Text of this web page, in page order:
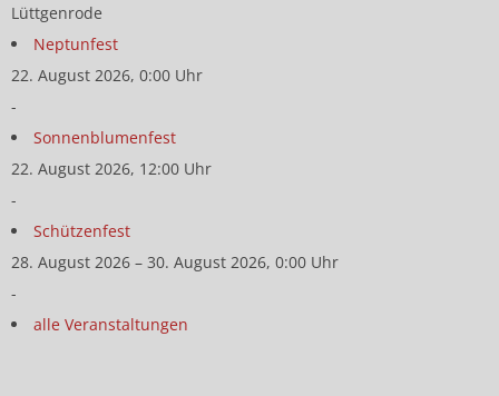
Lüttgenrode
Neptunfest
22. August 2026, 0:00 Uhr
-
Sonnenblumenfest
22. August 2026, 12:00 Uhr
-
Schützenfest
28. August 2026 – 30. August 2026, 0:00 Uhr
-
alle Veranstaltungen